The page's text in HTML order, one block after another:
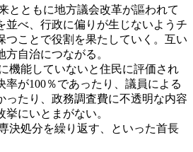
ともに地方議会改革が謳われて
並べ、行政に偏りが生じないようチ
つことで役割を果たしていく。互い
自治につながる。
能していないと住民に評価され
率が100％であったり、議員による
ったり、政務調査費に不透明な内容
にいとまがない。
処分を繰り返す、といった首長